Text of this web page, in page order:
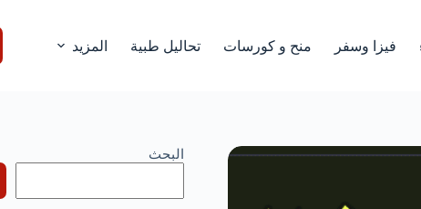
فيزا وسفر منح و كورسات تحاليل طبية المزيد
البحث